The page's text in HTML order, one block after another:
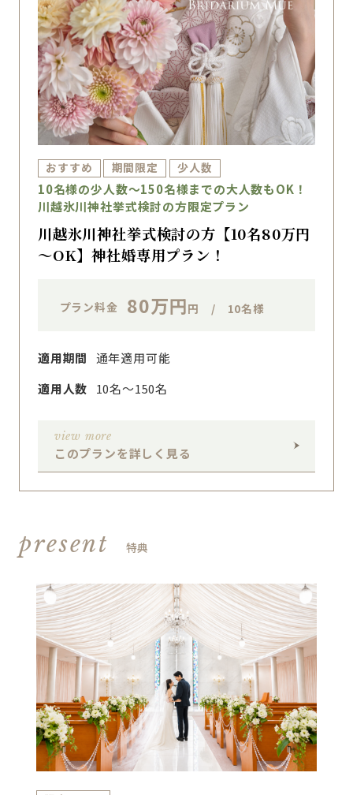
おすすめ 期間限定 少人数
10名様の少人数～150名様までの大人数もOK！
川越氷川神社挙式検討の方限定プラン
川越氷川神社挙式検討の方【10名80万円
～OK】神社婚専用プラン！
プラン料金 80万円円 / 10名様
適用期間
通年適用可能
適用人数
10名〜150名
view more
このプランを詳しく見る
present 特典